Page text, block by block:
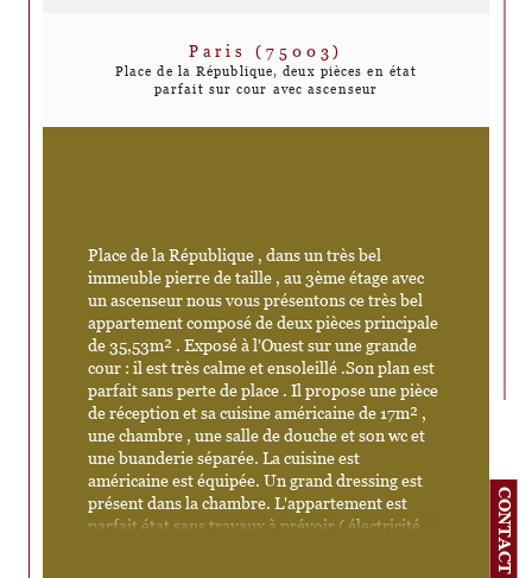
CONTACT
Paris (75003)
Place de la République, deux pièces en état
parfait sur cour avec ascenseur
Place de la République , dans un très bel
immeuble pierre de taille , au 3ème étage avec
un ascenseur nous vous présentons ce très bel
appartement composé de deux pièces principale
de 35,53m² . Exposé à l'Ouest sur une grande
cour : il est très calme et ensoleillé .Son plan est
parfait sans perte de place . Il propose une pièce
de réception et sa cuisine américaine de 17m² ,
une chambre , une salle de douche et son wc et
une buanderie séparée. La cuisine est
américaine est équipée. Un grand dressing est
présent dans la chambre. L'appartement est
parfait état sans travaux à prévoir ( électricité